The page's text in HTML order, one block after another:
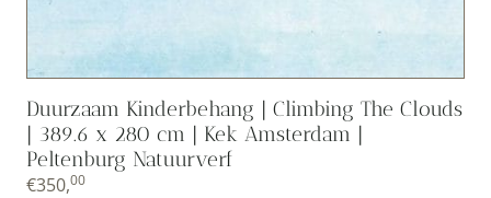
Duurzaam Kinderbehang | Climbing The Clouds
| 389.6 x 280 cm | Kek Amsterdam |
Peltenburg Natuurverf
€350,00